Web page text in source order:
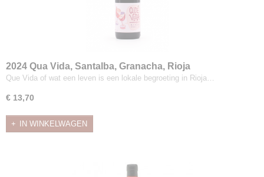
2024 Qua Vida, Santalba, Granacha, Rioja
Que Vida of wat een leven is een lokale begroeting in Rioja…
€ 13,70
IN WINKELWAGEN